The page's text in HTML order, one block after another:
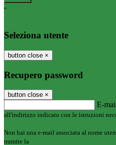
-
Seleziona utente
button close ×
Recupero password
button close ×
E-
all'indirizzo indicato con le istruzioni
Non hai una e-mail associata al nome
tramite la